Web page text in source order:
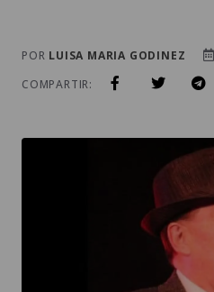
POR LUISA MARIA GODINEZ
COMPARTIR: